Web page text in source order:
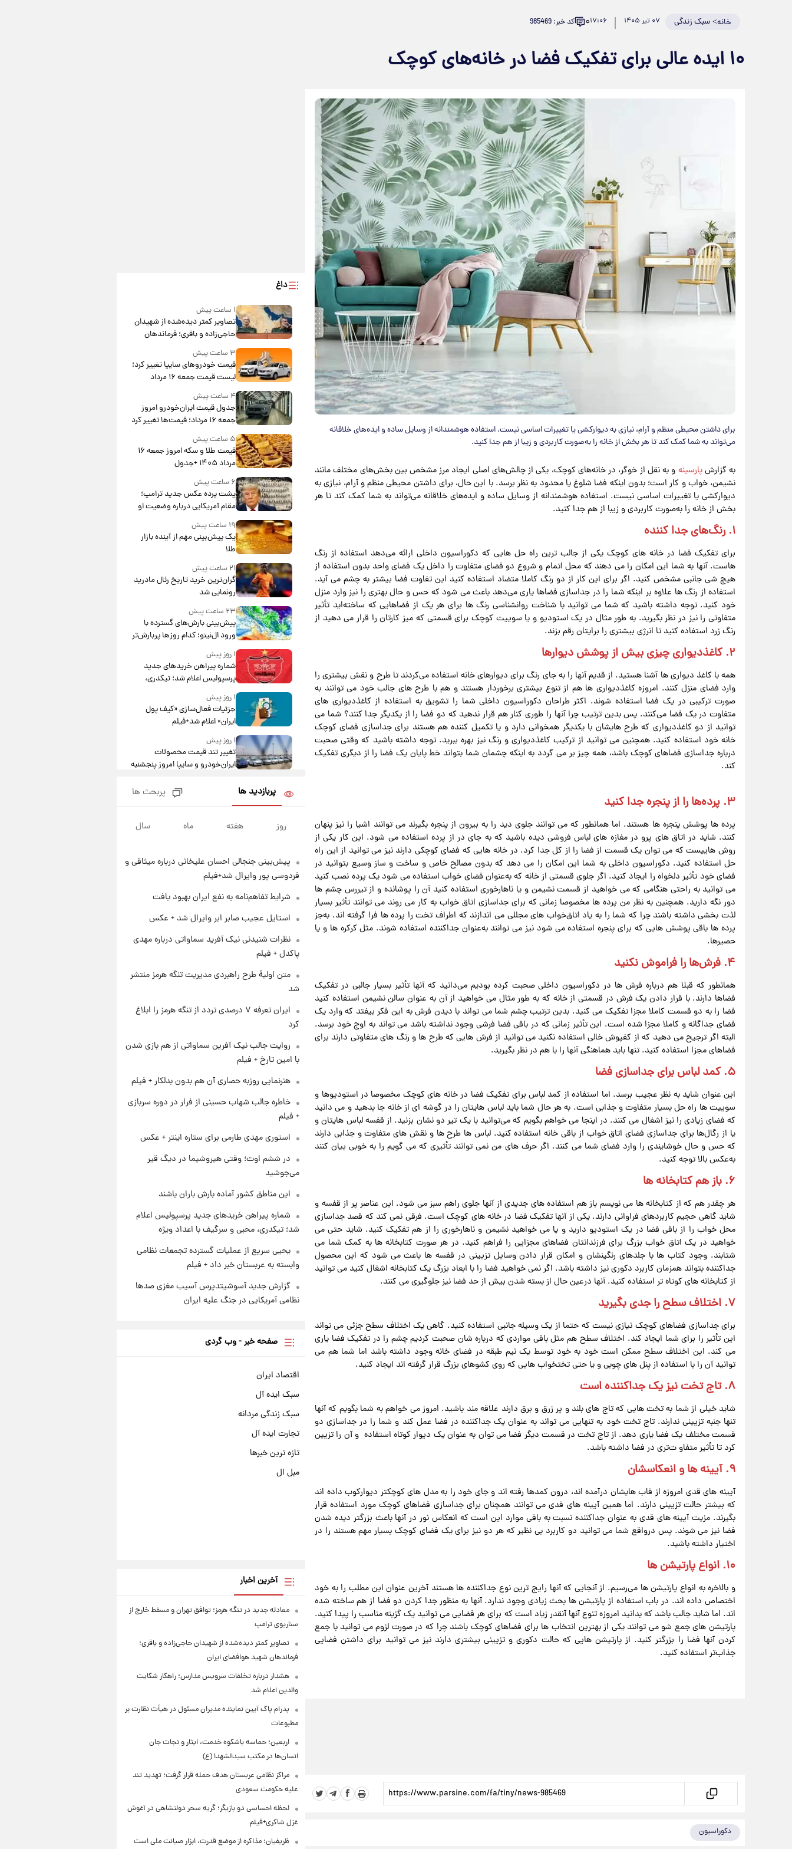
خانه>سبک زندگی ۰۷ تیر ۱۴۰۵ ۱۷:۰۶۰ کد خبر: 985469
۱۰ ایده عالی برای تفکیک فضا در خانه‌های کوچک
برای داشتن محیطی منظم و آرام، نیازی به دیوارکشی یا تغییرات اساسی نیست. استفاده هوشمندانه از وسایل ساده و ایده‌های خلاقانه
می‌تواند به شما کمک کند تا هر بخش از خانه را به‌صورت کاربردی و زیبا از هم جدا کنید.
به گزارشپارسینه و به نقل از خوگر، در خانه‌های کوچک، یکی از چالش‌های اصلی ایجاد مرز مشخص بین بخش‌های مختلف مانند
نشیمن، خواب و کار است؛ بدون اینکه فضا شلوغ یا محدود به نظر برسد. با این حال، برای داشتن محیطی منظم و آرام، نیازی به
دیوارکشی یا تغییرات اساسی نیست. استفاده هوشمندانه از وسایل ساده و ایده‌های خلاقانه می‌تواند به شما کمک کند تا هر
بخش از خانه را به‌صورت کاربردی و زیبا از هم جدا کنید.
۱. رنگ‌های جدا کننده
برای تفکیک فضا در خانه های کوچک یکی از جالب‌ ترین راه‌ حل‌ هایی که دکوراسیون داخلی ارائه می‌دهد استفاده از رنگ‌
هاست. آنها به شما این امکان را می‌ دهند که محل اتمام و شروع دو فضای متفاوت را داخل یک فضای واحد بدون استفاده از
هیچ شی جانبی مشخص کنید. اگر برای این کار از دو رنگ کاملا متضاد استفاده کنید این تفاوت فضا بیشتر به چشم می‌ آید.
استفاده از رنگ‌ ها علاوه بر اینکه شما را در جداسازی فضاها یاری می‌دهد باعث می‌ شود که حس و حال بهتری را نیز وارد منزل
خود کنید. توجه داشته باشید که شما می‌ توانید با شناخت روانشناسی رنگ‌ ها برای هر یک از فضاهایی که ساخته‌اید تأثیر
متفاوتی را نیز در نظر بگیرید. به‌ طور مثال در یک استودیو و یا سوییت کوچک برای قسمتی که میز کارتان را قرار می‌ دهید از
رنگ زرد استفاده کنید تا انرژی بیشتری را برایتان رقم بزند.
۲. کاغذ‌دیواری چیزی بیش از پوشش دیوارها
همه‌ با کاغذ دیواری ها آشنا هستید. از قدیم آنها را به‌ جای رنگ برای دیوارهای خانه استفاده می‌کردند تا طرح و نقش بیشتری را
وارد فضای منزل کنند. امروزه کاغذدیواری ها هم از تنوع بیشتری برخوردار هستند و هم با طرح‌ های جالب خود می‌ توانند به‌
صورت ترکیبی در یک فضا استفاده شوند. اکثر طراحان دکوراسیون داخلی شما را تشویق به استفاده از کاغذدیواری‌ های
متفاوت در یک فضا می‌کنند. پس بدین ترتیب چرا آنها را طوری کنار هم قرار ندهید که دو فضا را از یکدیگر جدا کنند؟ شما می‌
توانید از دو کاغذدیواری که طرح‌ هایشان با یکدیگر همخوانی دارد و یا تکمیل کننده‌ هم هستند برای جداسازی فضای کوچک
خانه‌ خود استفاده کنید. همچنین می‌ توانید از ترکیب کاغذدیواری و رنگ نیز بهره ببرید. توجه داشته باشید که وقتی صحبت
درباره‌ جداسازی فضاهای کوچک باشد، همه چیز بر می‌ گردد به اینکه چشمان شما بتواند خط پایان یک فضا را از دیگری تفکیک
کند.
۳. پرده‌ها را از پنجره جدا کنید
پرده‌ ها پوشش پنجره‌ ها هستند. اما همانطور که می‌ توانند جلوی دید را به‌ بیرون از پنجره بگیرند می‌ توانند اشیا را نیز پنهان
کنند. شاید در اتاق‌ های پرو در مغازه‌ های لباس فروشی دیده باشید که به‌ جای در از پرده استفاده می‌ شود. این‌ کار یکی از
روش‌ هاییست که می توان یک قسمت از فضا را از کل جدا کرد. در خانه‌ هایی که فضای کوچکی دارند نیز می‌ توانید از این راه‌
حل استفاده کنید. دکوراسیون داخلی به‌ شما این امکان را می‌ دهد که بدون مصالح خاص و ساخت و ساز وسیع بتوانید در
فضای خود تأثیر دلخواه را ایجاد کنید. اگر جلوی قسمتی از خانه که به‌عنوان فضای خواب استفاده می‌ شود یک پرده نصب کنید
می‌ توانید به‌ راحتی هنگامی که می‌ خواهید از قسمت نشیمن و یا ناهارخوری استفاده کنید آن را پوشانده و از تیررس چشم‌ ها
دور نگه دارید. همچنین به‌ نظر من پرده‌ ها مخصوصا زمانی که برای جداسازی اتاق‌ خواب به‌ کار می‌ روند می‌ توانند تأثیر بسیار
لذت‌ بخشی داشته باشند چرا که شما را به‌ یاد اتاق‌خواب‌ های مجللی می‌ اندازند که اطراف تخت را پرده‌ ها فرا گرفته‌ اند. به‌جز
پرده‌ ها باقی پوشش‌ هایی که برای پنجره استفاده می‌ شود نیز می‌ توانند به‌عنوان جداکننده استفاده شوند. مثل کرکره‌ ها و یا
حصیرها.
۴. فرش‌ها را فراموش نکنید
همانطور که قبلا هم درباره‌ فرش‌ ها در دکوراسیون داخلی صحبت کرده بودیم می‌دانید که آنها تأثیر بسیار جالبی در تفکیک
فضاها دارند. با قرار دادن یک فرش در قسمتی از خانه که به‌ طور مثال می‌ خواهید از آن به‌ عنوان سالن نشیمن استفاده کنید
فضا را به دو قسمت کاملا مجزا تفکیک می‌ کنید. بدین‌ ترتیب چشم شما می‌ تواند با دیدن فرش به‌ این فکر بیفتد که وارد یک
فضای جداگانه و کاملا مجزا شده‌ است. این تأثیر زمانی که در باقی فضا فرشی وجود نداشته باشد می‌ تواند به اوج خود برسد.
البته اگر ترجیح می‌ دهید که از کفپوش خالی استفاده نکنید می‌ توانید از فرش‌ هایی که طرح‌ ها و رنگ‌ های متفاوتی دارند برای
فضاهای مجزا استفاده کنید. تنها باید هماهنگی آنها را با هم در نظر بگیرید.
۵. کمد لباس برای جداسازی فضا
این عنوان شاید به‌ نظر عجیب برسد. اما استفاده از کمد لباس برای تفکیک فضا در خانه های کوچک مخصوصا در استودیوها و
سوییت‌ ها راه‌ حل بسیار متفاوت و جذابی‌ است. به‌ هر حال شما باید لباس‌ هایتان را در گوشه‌ ای از خانه جا بدهید و می‌ دانید
که فضای زیادی را نیز اشغال می‌ کنند. در اینجا می‌ خواهم بگویم که می‌توانید با یک تیر دو نشان بزنید. از قفسه‌ لباس‌ هایتان و
یا از رگال‌ها برای جداسازی فضای اتاق‌ خواب از باقی خانه استفاده کنید. لباس‌ ها طرح‌ ها و نقش‌ های متفاوت و جذابی دارند
که حس‌ و حال خوشایندی را وارد فضای شما می‌ کنند. اگر حرف‌ های من نمی‌ توانند تأثیری که می‌ گویم را به‌ خوبی بیان کنند
به‌عکس بالا توجه کنید.
۶. باز هم کتابخانه‌ ها
هر چقدر هم که از کتابخانه‌ ها می‌ نویسم باز هم استفاده‌ های جدیدی از آنها جلوی راهم سبز می‌ شود. این عناصر پر از قفسه و
شاید گاهی حجیم کاربردهای فراوانی دارند. یکی از آنها تفکیک فضا در خانه های کوچک است. فرقی نمی‌ کند که قصد جداسازی
محل خواب را از باقی فضا در یک استودیو دارید و یا می‌ خواهید نشیمن و ناهارخوری را از هم تفکیک کنید. شاید حتی می‌
خواهید در یک اتاق‌ خواب بزرگ برای فرزندانتان فضاهای مجزایی را فراهم کنید. در هر صورت کتابخانه‌ ها به کمک شما می‌
شتابند. وجود کتاب‌ ها با جلد‌های رنگینشان و امکان قرار دادن وسایل تزیینی در قفسه‌ ها باعث می‌ شود که این محصول
جداکننده بتواند همزمان کاربرد دکوری نیز داشته باشد. اگر نمی‌ خواهید فضا را با ابعاد بزرگ یک کتابخانه اشغال کنید می‌ توانید
از کتابخانه‌ های کوتاه‌ تر استفاده کنید. آنها درعین حال از بسته شدن بیش‌ از حد فضا نیز جلوگیری می‌ کنند.
۷. اختلاف سطح را جدی بگیرید
برای جداسازی فضاهای کوچک نیازی نیست که حتما از یک وسیله‌ جانبی استفاده کنید. گاهی یک اختلاف سطح جزئی می‌ تواند
این تأثیر را برای شما ایجاد کند. اختلاف سطح‌ هم مثل باقی مواردی که درباره‌ شان صحبت کردیم چشم را در تفکیک فضا یاری
می‌ کند. این اختلاف سطح ممکن است خود به خود توسط یک نیم طبقه در فضای خانه وجود داشته باشد اما شما هم می‌
توانید آن را با استفاده از پنل‌ های چوبی و یا حتی تختخواب‌ هایی که روی کشو‌های بزرگ قرار گرفته‌ اند ایجاد کنید.
۸. تاج تخت نیز یک جداکننده است
شاید خیلی از شما به تخت‌ هایی که تاج‌ های بلند و پر زرق و برق دارند علاقه‌ مند باشید. امروز می‌ خواهم به شما بگویم که آنها
تنها جنبه‌ تزیینی ندارند. تاج تخت خود به‌ تنهایی می‌ تواند به‌ عنوان یک جداکننده در فضا عمل کند و شما را در جداسازی دو
قسمت مختلف یک فضا یاری دهد. از تاج تخت در قسمت دیگر فضا می‌ توان به‌ عنوان یک دیوار کوتاه استفاده و آن را تزیین
کرد تا تأثیر متفاو ت‌تری در فضا داشته باشد.
۹. آیینه‌ ها و انعکاسشان
آیینه‌ های قدی امروزه از قاب‌ هایشان درآمده‌ اند، درون کمد‌ها رفته‌ اند و جای خود را به‌ مدل‌ های کوچکتر دیوارکوب داده‌ اند
که بیشتر حالت تزیینی دارند. اما همین آیینه‌ های قدی می‌ توانند همچنان برای جداسازی فضاهای کوچک مورد استفاده قرار
بگیرند. مزیت آیینه‌ های قدی به‌‌ عنوان جداکننده نسبت به باقی موارد این است که انعکاس نور در آنها باعث بزرگتر دیده شدن
فضا نیز می‌ شوند. پس درواقع شما می‌ توانید دو کاربرد بی‌ نظیر که هر دو نیز برای یک فضای کوچک بسیار مهم هستند را در
اختیار داشته باشید.
۱۰. انواع پارتیشن‌ ها
و بالاخره به‌ انواع پارتیشن‌ ها می‌رسیم. از آنجایی که آنها رایج‌ ترین نوع جداکننده‌ ها هستند آخرین عنوان این مطلب را به‌ خود
اختصاص داده‌ اند. در باب استفاده از پارتیشن‌ ها بحث زیادی وجود ندارد. آنها به‌ منظور جدا کردن دو فضا از هم ساخته شده‌
اند. اما شاید جالب باشد که بدانید امروزه تنوع آنها آنقدر زیاد است که برای هر فضایی می‌ توانید یک گزینه‌ مناسب را پیدا کنید.
پارتیشن‌ های جمع‌ شو می‌ توانند یکی از بهترین انتخاب‌ ها برای فضاهای کوچک باشند چرا که در صورت لزوم می‌ توانید با جمع
کردن آنها فضا را بزرگتر کنید. از پارتیشن‌ هایی که حالت دکوری و تزیینی بیشتری دارند نیز می‌ توانید برای داشتن فضایی
جذاب‌تر استفاده کنید.
دکوراسیون
داغ
۱ ساعت پیش
تصاویر کمتر دیده‌شده از شهیدان
حاجی‌زاده و باقری؛ فرماندهان
۳ ساعت پیش
قیمت خودروهای سایپا تغییر کرد؛
لیست قیمت جمعه ۱۶ مرداد
منتشر شد
۴ ساعت پیش
جدول قیمت ایران‌خودرو امروز
جمعه ۱۶ مرداد؛ قیمت‌ها تغییر کرد
۵ ساعت پیش
قیمت طلا و سکه امروز جمعه ۱۶
مرداد ۱۴۰۵ +جدول
۶ ساعت پیش
پشت پرده عکس جدید ترامپ؛
مقام آمریکایی درباره وضعیت او
چه گفت؟
۱۹ ساعت پیش
یک پیش‌بینی مهم از آینده بازار
طلا
۲۱ ساعت پیش
گران‌ترین خرید تاریخ رئال مادرید
رونمایی شد
۲۳ ساعت پیش
پیش‌بینی بارش‌های گسترده با
ورود ال‌نینو؛ کدام روزها پربارش‌تر
خواهند بود؟
۱ روز پیش
شماره پیراهن خریدهای جدید
پرسپولیس اعلام شد؛ تیکدری،
محبی و سرگیف با اعداد ویژه
۱ روز پیش
جزئیات فعال‌سازی «کیف پول
ایران» اعلام شد+فیلم
۱ روز پیش
تغییر تند قیمت محصولات
ایران‌خودرو و سایپا امروز پنجشنبه
قیمت طلا و سکه امروز پنجشنبه
۱۵ مرداد ۱۴۰۵
۱ روز پیش
۱ روز پیش
شرایط تازه فروش اقساطی سایپا
اعلام شد؛ شاهین، کوییک، اطلس،
جدول
سیگنال‌های جدید برای بازار طلا؛
پیش‌بینی قیمت سکه و طلا فردا
پربازدید ها پربحث ها
روز هفته ماه سال
پیش‌بینی جنجالی احسان علیخانی درباره میثاقی و
فردوسی پور وایرال شد+فیلم
شرایط تفاهم‌نامه به نفع ایران بهبود یافت
استایل عجیب صابر ابر وایرال شد + عکس
نظرات شنیدنی نیک آفرید سماواتی درباره مهدی
پاکدل + فیلم
متن اولیۀ طرح راهبردی مدیریت تنگه هرمز منتشر
شد
ایران تعرفه ۷ درصدی تردد از تنگه هرمز را ابلاغ
کرد
روایت جالب نیک آفرین سماواتی از هم بازی شدن
با امین تارخ + فیلم
هنرنمایی روزبه حصاری آن هم بدون بدلکار + فیلم
خاطره جالب شهاب حسینی از فرار در دوره سربازی
+ فیلم
استوری مهدی طارمی برای ستاره اینتر + عکس
در ششم اوت؛ وقتی هیروشیما در دیگ قیر
می‌جوشید
این مناطق کشور آماده بارش باران باشند
شماره پیراهن خریدهای جدید پرسپولیس اعلام
شد؛ تیکدری، محبی و سرگیف با اعداد ویژه
یحیی سریع از عملیات گسترده تجمعات نظامی
وابسته به عربستان خبر داد + فیلم
گزارش جدید آسوشیتدپرس آسیب مغزی صدها
نظامی آمریکایی در جنگ علیه ایران
صفحه خبر - وب گردی
اقتصاد ایران
سبک ایده آل
سبک زندگی مردانه
تجارت ایده آل
تازه ترین خبرها
مبل ال
آخرین اخبار
معادله جدید در تنگه هرمز؛ توافق تهران و مسقط خارج از
سناریوی ترامپ
تصاویر کمتر دیده‌شده از شهیدان حاجی‌زاده و باقری؛
فرماندهان شهید هوافضای ایران
هشدار درباره تخلفات سرویس مدارس؛ راهکار شکایت
والدین اعلام شد
پدرام پاک آیین نماینده مدیران مسئول در هیأت نظارت بر
مطبوعات
اربعین؛ حماسه باشکوه خدمت، ایثار و نجات جان
انسان‌ها در مکتب سیدالشهدا (ع)
مراکز نظامی عربستان هدف حمله قرار گرفت؛ تهدید تند
علیه حکومت سعودی
لحظه احساسی دو بازیگر؛ گریه سحر دولتشاهی در آغوش
غزل شاکری+فیلم
ظریفیان: مذاکره از موضع قدرت، ابزار صیانت ملی است